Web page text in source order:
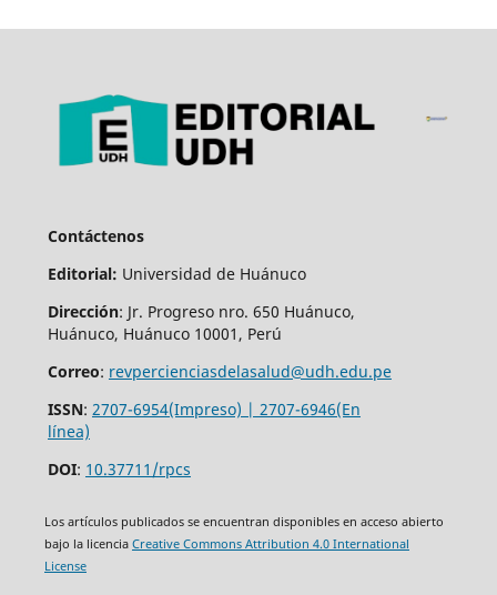
Contáctenos
Editorial: Universidad de Huánuco
Dirección: Jr. Progreso nro. 650 Huánuco,
Huánuco, Huánuco 10001, Perú
Correo: revpercienciasdelasalud@udh.edu.pe
ISSN: 2707-6954(Impreso) | 2707-6946(En
línea)
DOI: 10.37711/rpcs
Los artículos publicados se encuentran disponibles en acceso abierto
bajo la licencia Creative Commons Attribution 4.0 International
License